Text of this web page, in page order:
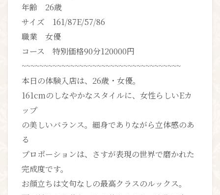
年齢 26歳
サイズ 161/87E/57/86
職業 女優
コース 特別価格90分120000円
~~~~~~~~~~~~~~~~~~~~~~~~~~~~~~~~~~~~
本日の体験入店は、26歳・女優。
161cmのしなやかなスタイルに、女性らしいEカ
ップ
の美しいバランス。細身でありながら立体感のあ
る
プロポーションは、さすが表現の世界で磨かれた
完成度です。
お顔立ちは文句なしの最高クラスのルックス。